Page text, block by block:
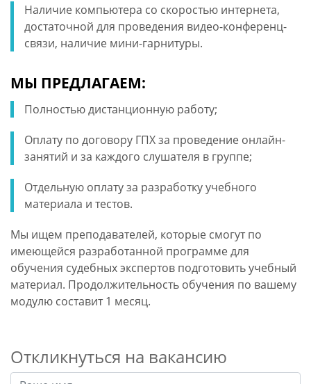
Наличие компьютера со скоростью интернета,
достаточной для проведения видео-конференц-
связи, наличие мини-гарнитуры.
МЫ ПРЕДЛАГАЕМ:
Полностью дистанционную работу;
Оплату по договору ГПХ за проведение онлайн-
занятий и за каждого слушателя в группе;
Отдельную оплату за разработку учебного
материала и тестов.
Мы ищем преподавателей, которые смогут по
имеющейся разработанной программе для
обучения судебных экспертов подготовить учебный
материал. Продолжительность обучения по вашему
модулю составит 1 месяц.
Откликнуться на вакансию